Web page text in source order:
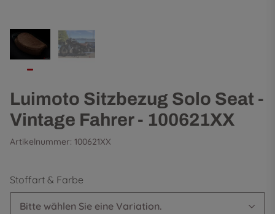
Luimoto Sitzbezug Solo Seat -
Vintage Fahrer - 100621XX
Artikelnummer: 100621XX
Stoffart & Farbe
Bitte wählen Sie eine Variation.